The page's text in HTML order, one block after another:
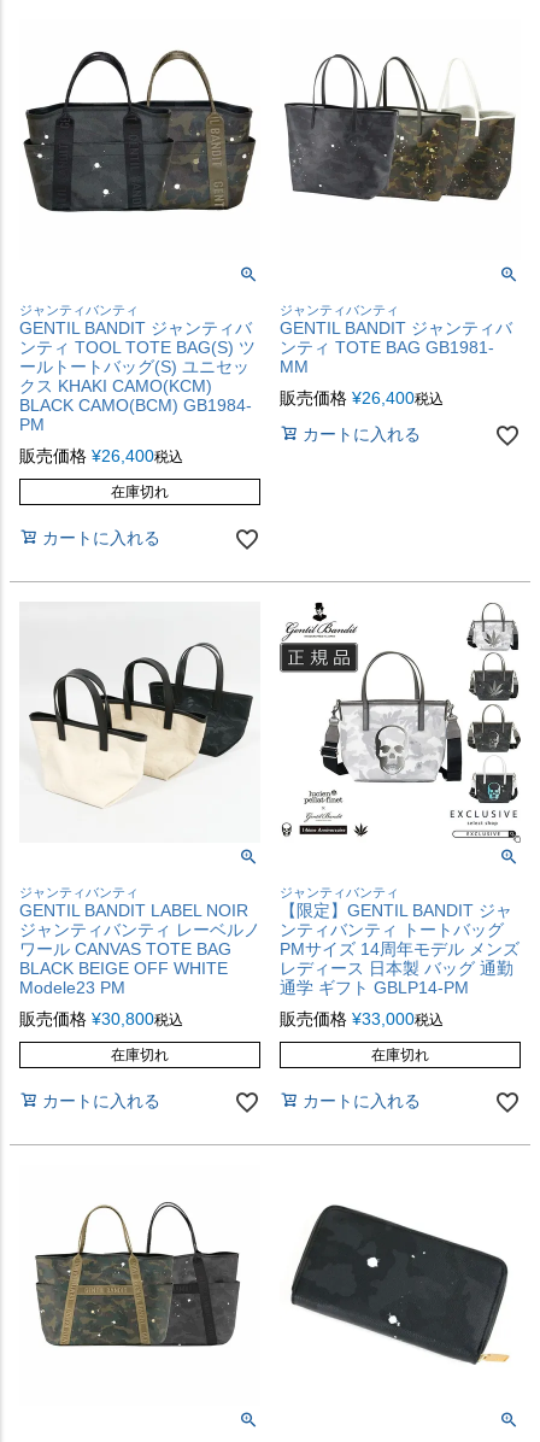
ジャンティバンティ
GENTIL BANDIT ジャンティバ
ンティ TOOL TOTE BAG(S) ツ
ールトートバッグ(S) ユニセッ
クス KHAKI CAMO(KCM)
BLACK CAMO(BCM) GB1984-
PM
販売価格 ¥26,400税込
在庫切れ
カートに入れる
ジャンティバンティ
GENTIL BANDIT ジャンティバ
ンティ TOTE BAG GB1981-
MM
販売価格 ¥26,400税込
カートに入れる
ジャンティバンティ
GENTIL BANDIT LABEL NOIR
ジャンティバンティ レーベルノ
ワール CANVAS TOTE BAG
BLACK BEIGE OFF WHITE
Modele23 PM
販売価格 ¥30,800税込
在庫切れ
カートに入れる
ジャンティバンティ
【限定】GENTIL BANDIT ジャ
ンティバンティ トートバッグ
PMサイズ 14周年モデル メンズ
レディース 日本製 バッグ 通勤
通学 ギフト GBLP14-PM
販売価格 ¥33,000税込
在庫切れ
カートに入れる